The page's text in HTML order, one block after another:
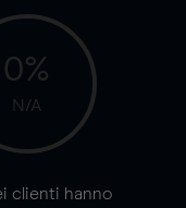
0%
N/A
clienti hanno